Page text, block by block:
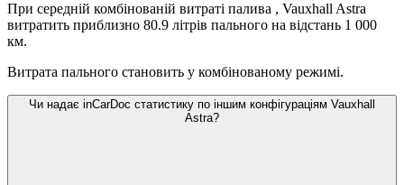
При середній комбінованій витраті палива , Vauxhall Astra
витратить приблизно 80.9 літрів пального на відстань 1 000
км.
Витрата пального становить у комбінованому режимі.
Чи надає inCarDoc статистику по іншим конфігураціям Vauxhall
Astra?